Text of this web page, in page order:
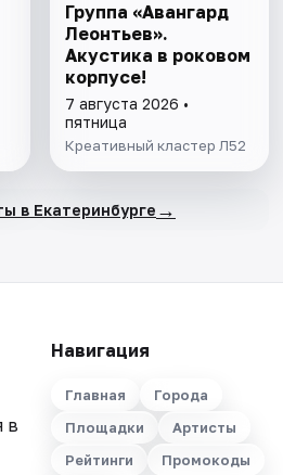
Группа «Авангард
Леонтьев».
Акустика в роковом
корпусе!
7 августа 2026 •
пятница
Креативный кластер Л52
в Екатеринбурге →
в
Навигация
Главная
Города
Площадки
Артисты
Рейтинги
Промокоды